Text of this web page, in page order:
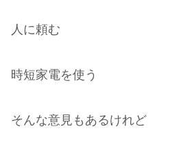
人に頼む
時短家電を使う
そんな意見もあるけれど